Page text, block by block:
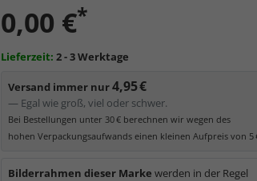
0,00 €*
Lieferzeit: 2 - 3 Werktage
Versand immer nur4,95 €
— Egal wie groß, viel oder schwer.
Bei Bestellungen unter 30 € berechnen wir wegen des
hohen Verpackungsaufwands einen kleinen Aufpreis von 5
Bilderrahmen dieser Marke werden in der Regel